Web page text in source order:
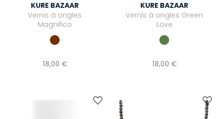
KURE BAZAAR
Vernis à ongles
Magnifico
18,00 €
KURE BAZAAR
Vernis à ongles Green
Love
18,00 €